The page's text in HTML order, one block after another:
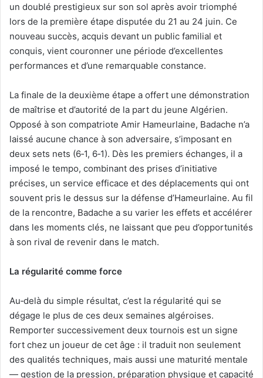
un doublé prestigieux sur son sol après avoir triomphé
lors de la première étape disputée du 21 au 24 juin. Ce
nouveau succès, acquis devant un public familial et
conquis, vient couronner une période d’excellentes
performances et d’une remarquable constance.
La finale de la deuxième étape a offert une démonstration
de maîtrise et d’autorité de la part du jeune Algérien.
Opposé à son compatriote Amir Hameurlaine, Badache n’a
laissé aucune chance à son adversaire, s’imposant en
deux sets nets (6‑1, 6‑1). Dès les premiers échanges, il a
imposé le tempo, combinant des prises d’initiative
précises, un service efficace et des déplacements qui ont
souvent pris le dessus sur la défense d’Hameurlaine. Au fil
de la rencontre, Badache a su varier les effets et accélérer
dans les moments clés, ne laissant que peu d’opportunités
à son rival de revenir dans le match.
La régularité comme force
Au‑delà du simple résultat, c’est la régularité qui se
dégage le plus de ces deux semaines algéroises.
Remporter successivement deux tournois est un signe
fort chez un joueur de cet âge : il traduit non seulement
des qualités techniques, mais aussi une maturité mentale
— gestion de la pression, préparation physique et capacité